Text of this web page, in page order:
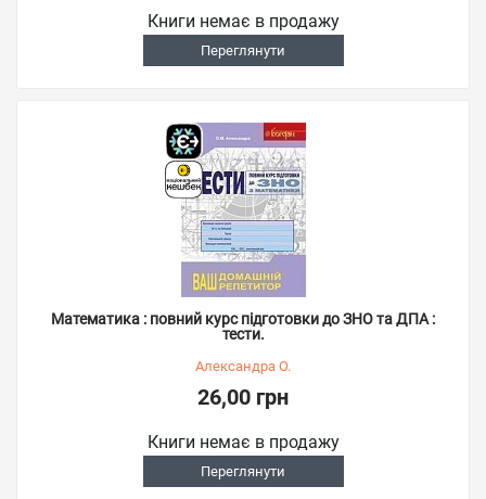
Книги немає в продажу
Переглянути
Математика : повний курс підготовки до ЗНО та ДПА :
тести.
Александра О.
26,00 грн
Книги немає в продажу
Переглянути